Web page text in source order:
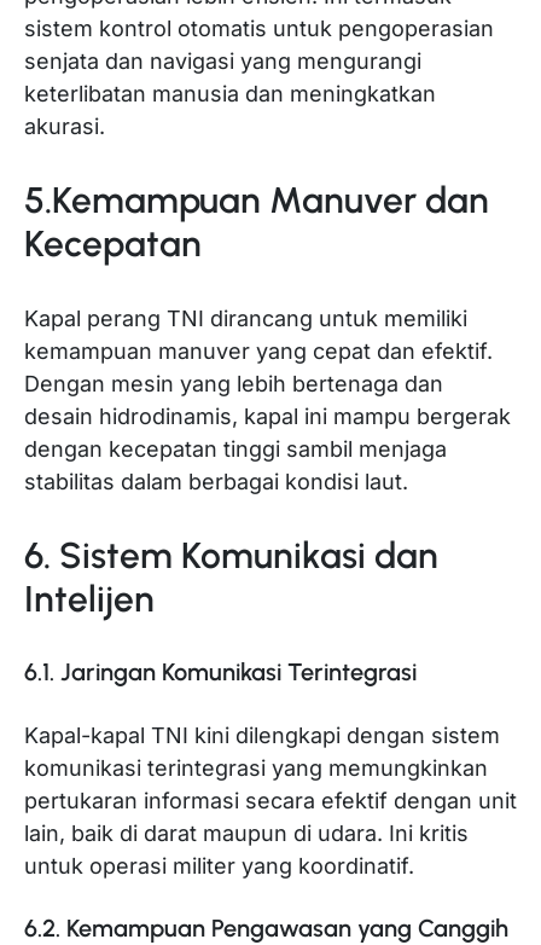
sistem kontrol otomatis untuk pengoperasian
senjata dan navigasi yang mengurangi
keterlibatan manusia dan meningkatkan
akurasi.
5.Kemampuan Manuver dan
Kecepatan
Kapal perang TNI dirancang untuk memiliki
kemampuan manuver yang cepat dan efektif.
Dengan mesin yang lebih bertenaga dan
desain hidrodinamis, kapal ini mampu bergerak
dengan kecepatan tinggi sambil menjaga
stabilitas dalam berbagai kondisi laut.
6. Sistem Komunikasi dan
Intelijen
6.1. Jaringan Komunikasi Terintegrasi
Kapal-kapal TNI kini dilengkapi dengan sistem
komunikasi terintegrasi yang memungkinkan
pertukaran informasi secara efektif dengan unit
lain, baik di darat maupun di udara. Ini kritis
untuk operasi militer yang koordinatif.
6.2. Kemampuan Pengawasan yang Canggih